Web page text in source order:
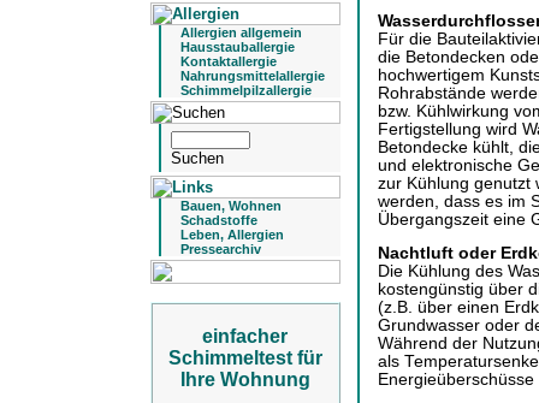
Allergien allgemein
Hausstauballergie
Kontaktallergie
Nahrungsmittelallergie
Schimmelpilzallergie
Bauen, Wohnen
Schadstoffe
Leben, Allergien
Pressearchiv
einfacher
Schimmeltest für
Ihre Wohnung
Für die
die Betondecken
hochwertigem
Rohrabstände
bzw. Kühlwirkung
Fertigstellung wird
Betondecke kühlt,
und elektronische
zur Kühlung genutzt
werden, dass es im
Übergangszeit eine
Nachtluft oder
Die Kühlung des
kostengünstig über
(z.B. über einen
Grundwasser oder
Während der
als